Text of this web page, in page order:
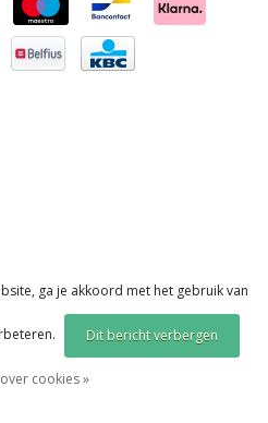
ga je akkoord met het gebruik van
Dit bericht verbergen
cookies »